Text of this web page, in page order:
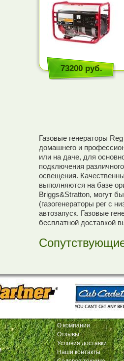
73200 руб.
Газовые генераторы
домашнего и
или на даче, для
подключения
освещения.
выполняются на базе
Briggs&Stratton, могут
(газогенераторы рег с
автозапуск. Газовые
бесплатной доставкой
О компании
Отзывы
Условия доставки
Наши контакты